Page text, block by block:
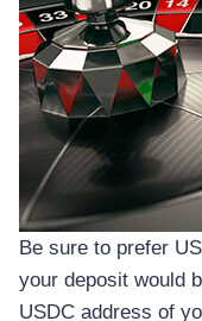
Be sure to prefer
your deposit would
USDC address of